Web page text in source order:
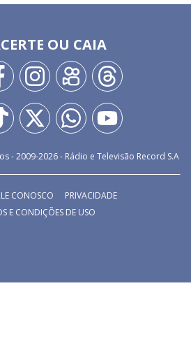
OU CAIA
- 2009-2026- Rádio e Televisão Record S.A
CONOSCO
PRIVACIDADE
E CONDIÇÕES DE USO